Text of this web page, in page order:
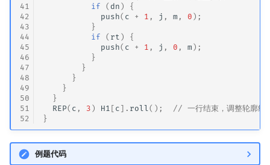
41
42
43
44
45
46
47
48
49
50
51
52
if
( dn )
{
push( c + 1 , j , m , 0 );
}
if
( rt )
{
push( c + 1 , j , 0 , m );
}
}
}
}
}
REP( c , 3 ) H1 [ c ]. roll ();
// 一行结束，调整轮廓线
}
例题代码